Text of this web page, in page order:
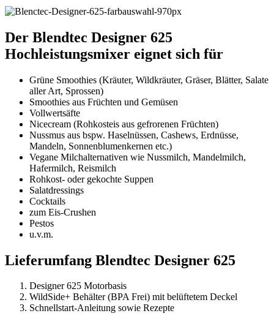
Der Blendtec Designer 625
Hochleistungsmixer eignet sich für
Grüne Smoothies (Kräuter, Wildkräuter, Gräser, Blätter, Salate
aller Art, Sprossen)
Smoothies aus Früchten und Gemüsen
Vollwertsäfte
Nicecream (Rohkosteis aus gefrorenen Früchten)
Nussmus aus bspw. Haselnüssen, Cashews, Erdnüsse,
Mandeln, Sonnenblumenkernen etc.)
Vegane Milchalternativen wie Nussmilch, Mandelmilch,
Hafermilch, Reismilch
Rohkost- oder gekochte Suppen
Salatdressings
Cocktails
zum Eis-Crushen
Pestos
u.v.m.
Lieferumfang Blendtec Designer 625
Designer 625 Motorbasis
WildSide+ Behälter (BPA Frei) mit belüftetem Deckel
Schnellstart-Anleitung sowie Rezepte